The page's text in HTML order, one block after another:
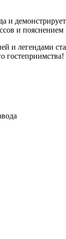
и
и легендами
гостеприимства!